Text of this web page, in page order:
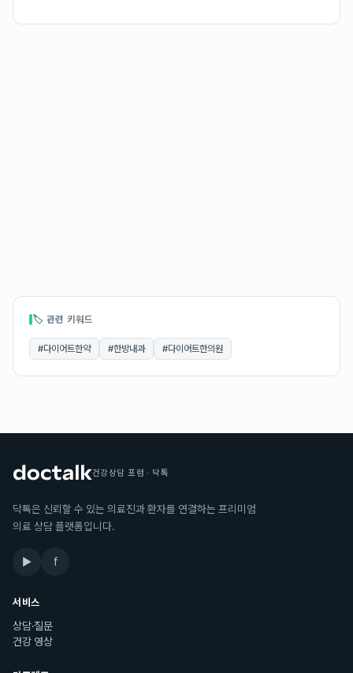
🏷 관련 키워드
#다이어트한약 #한방내과 #다이어트한의원
건강상담 포럼 · 닥톡
닥톡은 신뢰할 수 있는 의료진과 환자를 연결하는 프리미엄
의료 상담 플랫폼입니다.
▶ f
서비스
상담·질문
건강 영상